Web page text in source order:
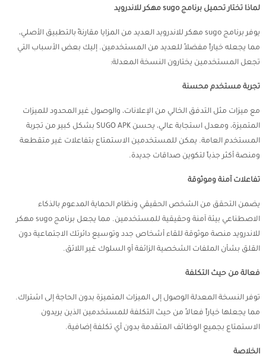
لماذا تختار تحميل برنامج sugo مهكر للاندرويد
يوفر برنامج sugo مهكر للاندرويد العديد من المزايا مقارنةً بالتطبيق الأصلي،
مما يجعله خياراً مفضلاً للعديد من المستخدمين. إليك بعض الأسباب التي
تجعل المستخدمين يختارون النسخة المعدلة:
تجربة مستخدم محسنة
مع ميزات مثل التدفق الخالي من الإعلانات، والوصول غير المحدود للميزات
المتميزة، ومعدل استجابة عالي، يحسن SUGO APK بشكل كبير من تجربة
المستخدم العامة. يمكن للمستخدمين الاستمتاع بتفاعلات غير متقطعة
ومنصة أكثر جذباً لتكوين صداقات جديدة.
تفاعلات آمنة وموثوقة
يضمن التحقق من الشخص الحقيقي ونظام الحماية المدعوم بالذكاء
الاصطناعي بيئة آمنة وحقيقية للمستخدمين. مما يجعل برنامج sugo مهكر
للاندرويد منصة موثوقة للقاء أشخاص جدد وتوسيع دائرتك الاجتماعية دون
القلق بشأن الملفات الشخصية الزائفة أو السلوك غير اللائق.
فعالة من حيث التكلفة
توفر النسخة المعدلة الوصول إلى الميزات المتميزة بدون الحاجة إلى اشتراك.
مما يجعلها خياراً فعالاً من حيث التكلفة للمستخدمين الذين يريدون
الاستمتاع بجميع الوظائف المتقدمة بدون أي تكلفة إضافية.
الخلاصة